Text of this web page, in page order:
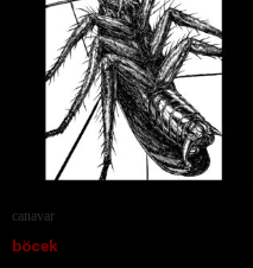
canavar
böcek